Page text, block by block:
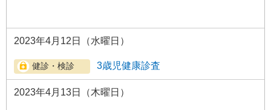
2023年4月12日（水曜日）
3歳児健康診査
2023年4月13日（木曜日）